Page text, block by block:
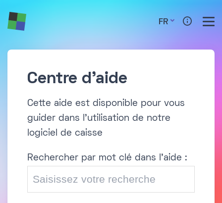
FR
Centre d'aide
Cette aide est disponible pour vous
guider dans l'utilisation de notre
logiciel de caisse
Rechercher par mot clé dans l'aide :